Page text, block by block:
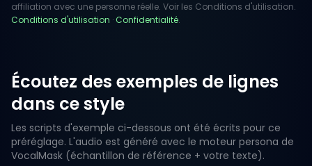
affiliation avec une personne réelle. Voir les Conditions d'utilisation.
Conditions d'utilisation ·Confidentialité.
Écoutez des exemples de lignes
dans ce style
Les scripts d'exemple ci-dessous ont été écrits pour ce
préréglage. L'audio est généré avec le moteur persona de
VocalMask (échantillon de référence + votre texte).